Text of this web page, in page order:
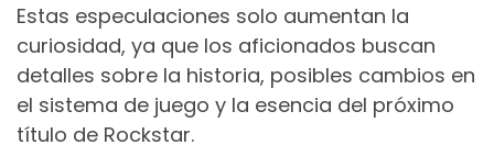
Estas especulaciones solo aumentan la
curiosidad, ya que los aficionados buscan
detalles sobre la historia, posibles cambios en
el sistema de juego y la esencia del próximo
título de Rockstar.